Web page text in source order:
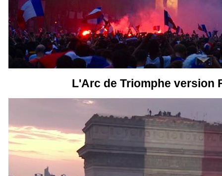
L'Arc de Triomphe version